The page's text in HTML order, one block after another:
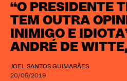
“O PRESIDENTE
TEM OUTRA
INIMIGO E
ANDRÉ DE
JOEL SANTOS GUIMARÃES
20/05/2019